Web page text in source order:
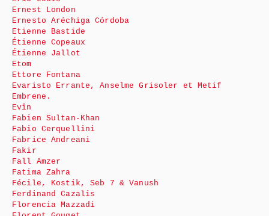
Ernest London
Ernesto Aréchiga Córdoba
Etienne Bastide
Étienne Copeaux
Étienne Jallot
Etom
Ettore Fontana
Evaristo Errante, Anselme Grisoler et Metif
Embrene.
Evîn
Fabien Sultan-Khan
Fabio Cerquellini
Fabrice Andreani
Fakir
Fall Amzer
Fatima Zahra
Fécile, Kostik, Seb 7 & Vanush
Ferdinand Cazalis
Florencia Mazzadi